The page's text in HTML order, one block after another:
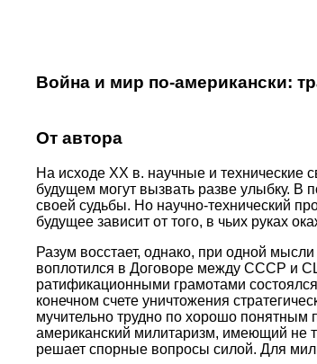
Война и мир по-американски:
От автора
На исходе XX в. научные и технические
будущем могут вызвать разве улыбку. В
своей судьбы. Но научно-технический
будущее зависит от того, в чьих руках
Разум восстает, однако, при одной
воплотился в Договоре между СССР и
ратификационными грамотами
конечном счете уничтожения
мучительно трудно по хорошо
американский милитаризм, имеющий не
решает спорные вопросы силой. Для